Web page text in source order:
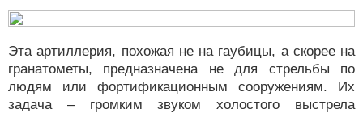
Эта артиллерия, похожая не на гаубицы, а скорее на
гранатометы, предназначена не для стрельбы по
людям или фортификационным сооружениям. Их
задача – громким звуком холостого выстрела